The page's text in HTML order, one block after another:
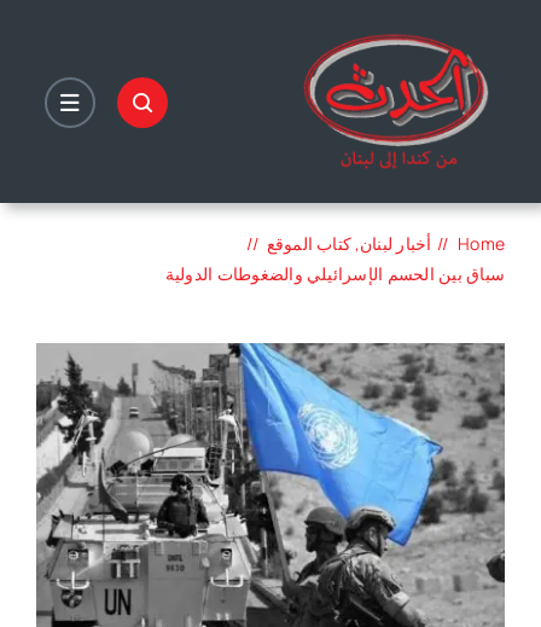
content
Home أخبار لبنان كتاب الموقع
سباق بين الحسم الإسرائيلي والضغوطات الدولية